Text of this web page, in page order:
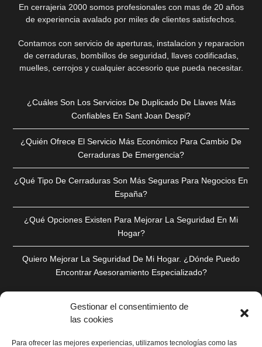
Gestionar el consentimiento de
las cookies
Para ofrecer las mejores experiencias, utilizamos tecnologías como las
En cerrajeria 2000 somos profesionales con mas de 20 años
de experiencia avalado por miles de clientes satisfechos.
Contamos con servicio de aperturas, instalacion y reparacion
de cerraduras, bombillos de seguridad, llaves codificadas,
muelles, cerrojos y cualquier accesorio que pueda necesitar.
¿Cuáles Son Los Servicios De Duplicado De Llaves Más
Confiables En Sant Joan Despi?
¿Quién Ofrece El Servicio Más Económico Para Cambio De
Cerraduras De Emergencia?
¿Qué Tipo De Cerraduras Son Más Seguras Para Negocios En
España?
¿Qué Opciones Existen Para Mejorar La Seguridad En Mi
Hogar?
Quiero Mejorar La Seguridad De Mi Hogar. ¿Dónde Puedo
Encontrar Asesoramiento Especializado?